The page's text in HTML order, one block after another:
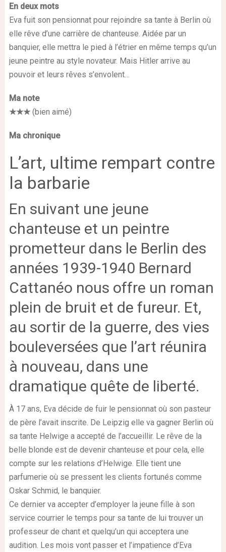
En deux mots
Eva fuit son pensionnat pour rejoindre sa tante à Berlin où
elle rêve d’une carrière de chanteuse. Aidée par un
banquier, elle mettra le pied à l’étrier en même temps qu’un
jeune peintre au style novateur. Mais Hitler arrive au
pouvoir et leurs rêves s’envolent…
Ma note
★★★(bien aimé)
Ma chronique
L’art, ultime rempart contre
la barbarie
En suivant une jeune
chanteuse et un peintre
prometteur dans le Berlin des
années 1939-1940 Bernard
Cattanéo nous offre un roman
plein de bruit et de fureur. Et,
au sortir de la guerre, des vies
bouleversées que l’art réunira
à nouveau, dans une
dramatique quête de liberté.
À 17 ans, Eva décide de fuir le pensionnat où son pasteur
de père l’avait inscrite. De Leipzig elle va gagner Berlin où
sa tante Helwige a accepté de l’accueillir. Le rêve de la
belle blonde est de devenir chanteuse et pour cela, elle
compte sur les relations d’Helwige. Elle tient une
parfumerie où se pressent les clients fortunés comme
Oskar Schmid, le banquier.
Ce dernier va accepter d’employer la jeune fille à son
service courrier le temps pour sa tante de lui trouver un
professeur de chant et quelqu’un qui acceptera une
audition. Les mois vont passer et l’impatience d’Eva